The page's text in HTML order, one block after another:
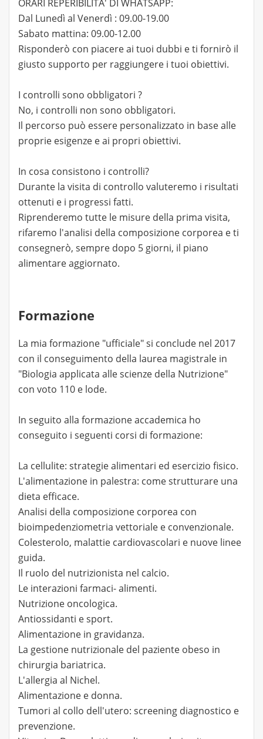
ORARI REPERIBILITA' DI WHATSAPP:
Dal Lunedì al Venerdì : 09.00-19.00
Sabato mattina: 09.00-12.00
Risponderò con piacere ai tuoi dubbi e ti fornirò il
giusto supporto per raggiungere i tuoi obiettivi.
I controlli sono obbligatori ?
No, i controlli non sono obbligatori.
Il percorso può essere personalizzato in base alle
proprie esigenze e ai propri obiettivi.
In cosa consistono i controlli?
Durante la visita di controllo valuteremo i risultati
ottenuti e i progressi fatti.
Riprenderemo tutte le misure della prima visita,
rifaremo l'analisi della composizione corporea e ti
consegnerò, sempre dopo 5 giorni, il piano
alimentare aggiornato.
Formazione
La mia formazione "ufficiale" si conclude nel 2017
con il conseguimento della laurea magistrale in
"Biologia applicata alle scienze della Nutrizione"
con voto 110 e lode.
In seguito alla formazione accademica ho
conseguito i seguenti corsi di formazione:
La cellulite: strategie alimentari ed esercizio fisico.
L'alimentazione in palestra: come strutturare una
dieta efficace.
Analisi della composizione corporea con
bioimpedenziometria vettoriale e convenzionale.
Colesterolo, malattie cardiovascolari e nuove linee
guida.
Il ruolo del nutrizionista nel calcio.
Le interazioni farmaci- alimenti.
Nutrizione oncologica.
Antiossidanti e sport.
Alimentazione in gravidanza.
La gestione nutrizionale del paziente obeso in
chirurgia bariatrica.
L'allergia al Nichel.
Alimentazione e donna.
Tumori al collo dell'utero: screening diagnostico e
prevenzione.